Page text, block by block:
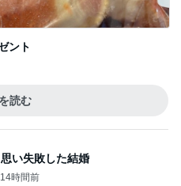
ント
読む
い失敗した結婚
14時間前